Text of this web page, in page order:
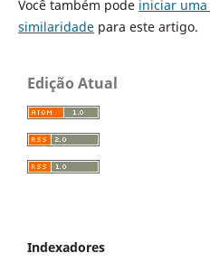
Você também pode iniciar
similaridadepara este artigo.
Edição Atual
Indexadores